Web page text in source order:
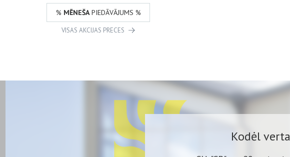
% MĒNEŠAPIEDĀVĀJUMS %
VISAS AKCIJAS PRECES
Kodėl